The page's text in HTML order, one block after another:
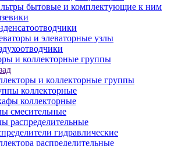
бытовые и комплектующие к ним
и элеваторные узлы
и коллекторные группы
и коллекторные группы
коллекторные
коллекторные
смесительные
распределительные
гидравлические
распределительные